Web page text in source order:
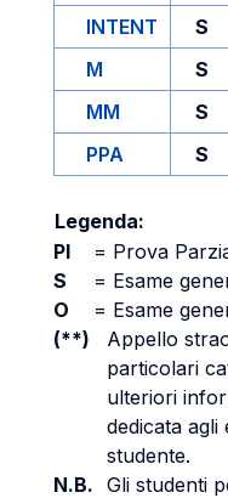
INTENT S
M
S
MM
S
PPA
S
Legenda:
PI
= Prova
S
= Esame
O
= Esame
(**)
Appello
particolari
ulteriori
dedicata agli
studente.
N.B. Gli studenti